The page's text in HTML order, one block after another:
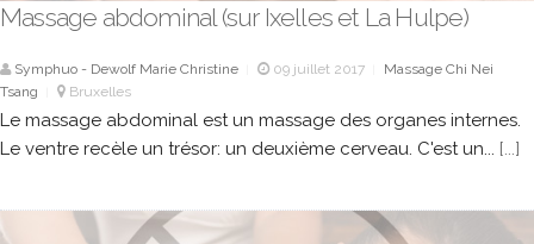
Massage abdominal (sur Ixelles et La Hulpe)
Symphuo - Dewolf Marie Christine 09 juillet 2017
Massage Chi Nei
Tsang
Bruxelles
Le massage abdominal est un massage des organes internes.
Le ventre recèle un trésor: un deuxième cerveau. C'est un... [...]